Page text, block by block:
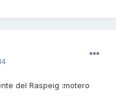
del Raspeig :motero